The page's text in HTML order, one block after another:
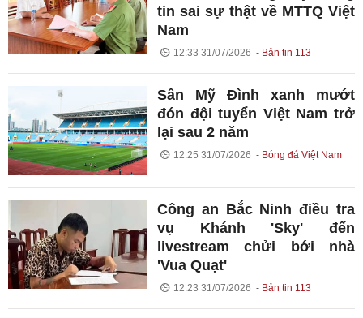
tin sai sự thật về MTTQ Việt
Nam
12:33 31/07/2026 Bản tin 113
Sân Mỹ Đình xanh mướt
đón đội tuyển Việt Nam trở
lại sau 2 năm
12:25 31/07/2026 Bóng đá Việt Nam
Công an Bắc Ninh điều tra
vụ Khánh 'Sky' đến
livestream chửi bới nhà
'Vua Quạt'
12:23 31/07/2026 Bản tin 113